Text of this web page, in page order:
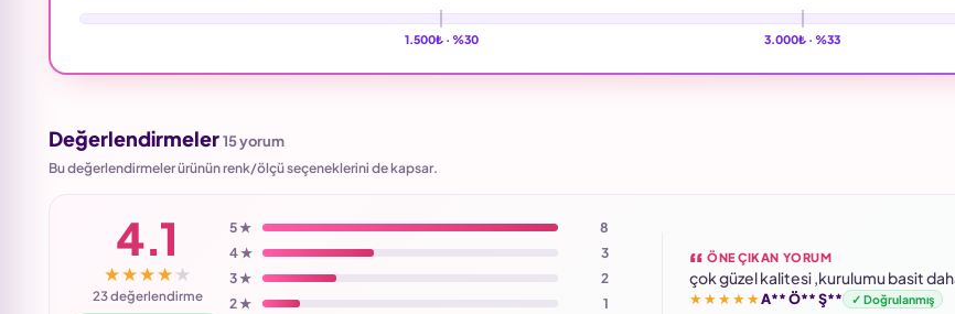
1.500₺ · %30 3.000₺ · %33
Değerlendirmeler15 yorum
Bu değerlendirmeler ürünün renk/ölçü seçeneklerini de kapsar.
4.1
★★★★★
23 değerlendirme
5 ★
8
4 ★
3
3 ★
2
2 ★
1
ÖNE ÇIKAN YORUM
çok güzel kalitesi ,kurulumu basit
★★★★★A** Ö** Ş** ✓ Doğrulanmış